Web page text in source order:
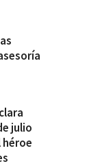
julio